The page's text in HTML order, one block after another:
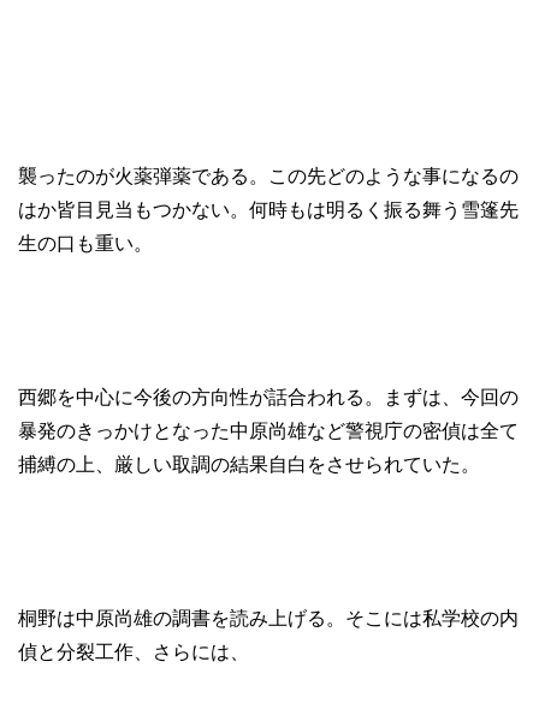
襲ったのが火薬弾薬である。この先どのような事になるの
はか皆目見当もつかない。何時もは明るく振る舞う雪篷先
生の口も重い。
西郷を中心に今後の方向性が話合われる。まずは、今回の
暴発のきっかけとなった中原尚雄など警視庁の密偵は全て
捕縛の上、厳しい取調の結果自白をさせられていた。
桐野は中原尚雄の調書を読み上げる。そこには私学校の内
偵と分裂工作、さらには、